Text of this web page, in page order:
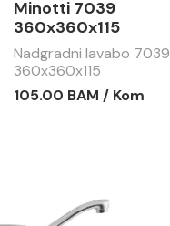
Minotti 7039
360x360x115
Nadgradni lavabo 7039
360x360x115
105.00 BAM / Kom